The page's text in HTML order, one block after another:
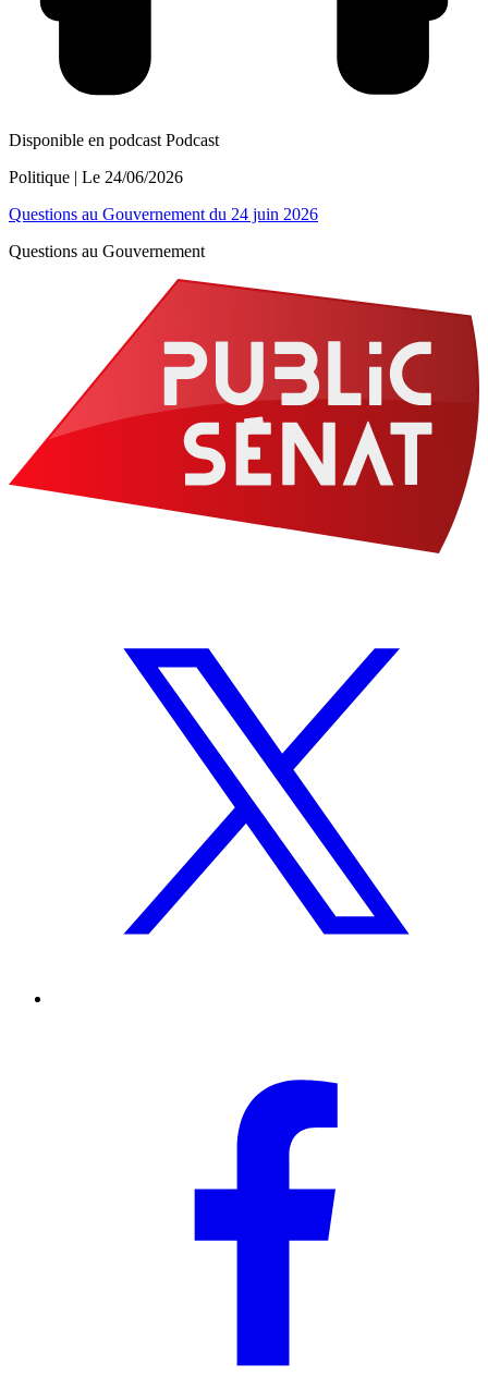
Disponible en podcast Podcast
Politique | Le 24/06/2026
Questions au Gouvernement du 24 juin 2026
Questions au Gouvernement